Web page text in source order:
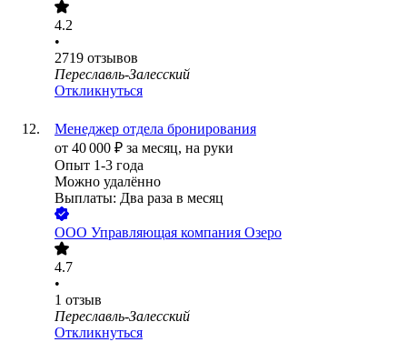
4.2
•
2719 отзывов
Переславль-Залесский
Откликнуться
Менеджер отдела бронирования
от 40 000 ₽ за месяц, на руки
Опыт 1-3 года
Можно удалённо
Выплаты: Два раза в месяц
ООО Управляющая компания Озеро
4.7
•
1 отзыв
Переславль-Залесский
Откликнуться